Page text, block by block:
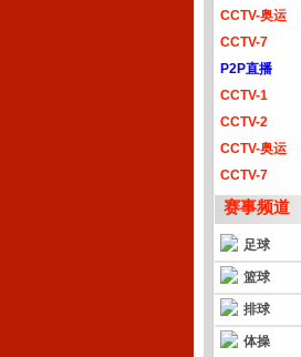
CCTV-奥运
CCTV-7
P2P直播
CCTV-1
CCTV-2
CCTV-奥运
CCTV-7
赛事频道
足球
篮球
排球
体操